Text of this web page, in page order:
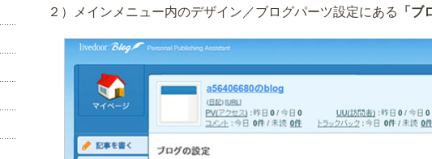
２）メインメニュー内のデザイン／ブログパーツ設定にある 「